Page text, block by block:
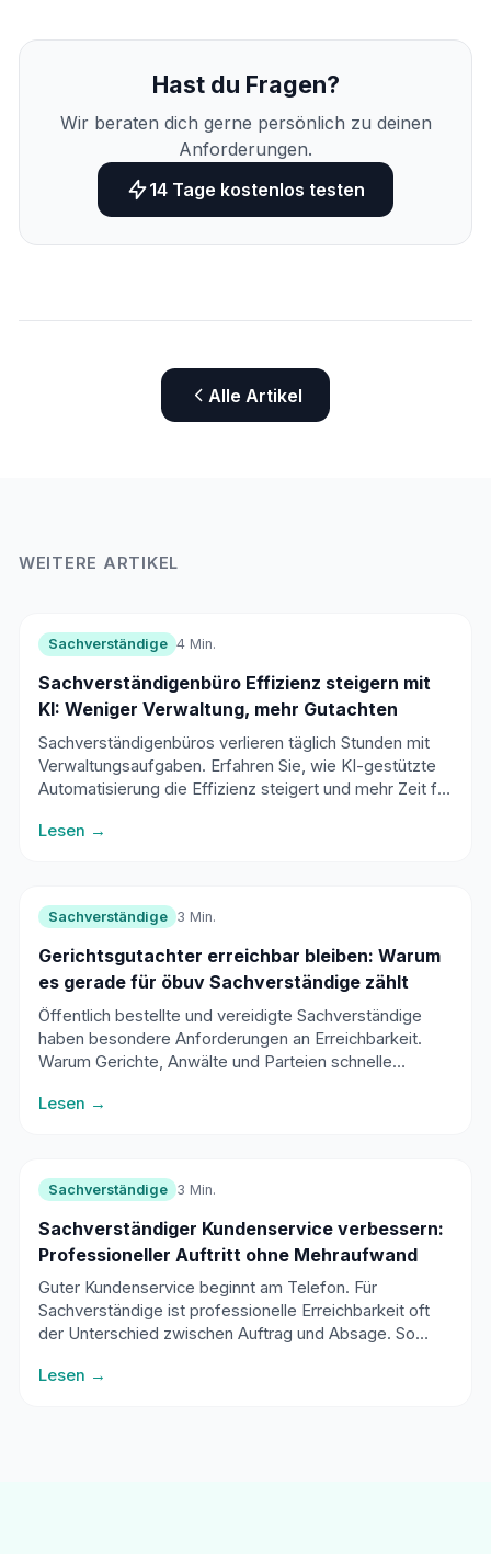
Hast du Fragen?
Wir beraten dich gerne persönlich zu deinen
Anforderungen.
14 Tage kostenlos testen
Alle Artikel
WEITERE ARTIKEL
Sachverständige 4 Min.
Sachverständigenbüro Effizienz steigern mit
KI: Weniger Verwaltung, mehr Gutachten
Sachverständigenbüros verlieren täglich Stunden mit
Verwaltungsaufgaben. Erfahren Sie, wie KI-gestützte
Automatisierung die Effizienz steigert und mehr Zeit für
Lesen →
Sachverständige 3 Min.
Gerichtsgutachter erreichbar bleiben: Warum
es gerade für öbuv Sachverständige zählt
Öffentlich bestellte und vereidigte Sachverständige
haben besondere Anforderungen an Erreichbarkeit.
Warum Gerichte, Anwälte und Parteien schnelle
Lesen →
Sachverständige 3 Min.
Sachverständiger Kundenservice verbessern:
Professioneller Auftritt ohne Mehraufwand
Guter Kundenservice beginnt am Telefon. Für
Sachverständige ist professionelle Erreichbarkeit oft
der Unterschied zwischen Auftrag und Absage. So
Lesen →